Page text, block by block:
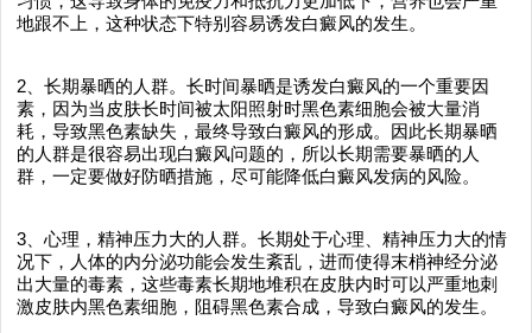
地跟不上，这种状态下特别容易诱发白癜风的发生。
2、长期暴晒的人群。长时间暴晒是诱发白癜风的一个重要因
素，因为当皮肤长时间被太阳照射时黑色素细胞会被大量消
耗，导致黑色素缺失，最终导致白癜风的形成。因此长期暴晒
的人群是很容易出现白癜风问题的，所以长期需要暴晒的人
群，一定要做好防晒措施，尽可能降低白癜风发病的风险。
3、心理，精神压力大的人群。长期处于心理、精神压力大的情
况下，人体的内分泌功能会发生紊乱，进而使得末梢神经分泌
出大量的毒素，这些毒素长期地堆积在皮肤内时可以严重地刺
激皮肤内黑色素细胞，阻碍黑色素合成，导致白癜风的发生。